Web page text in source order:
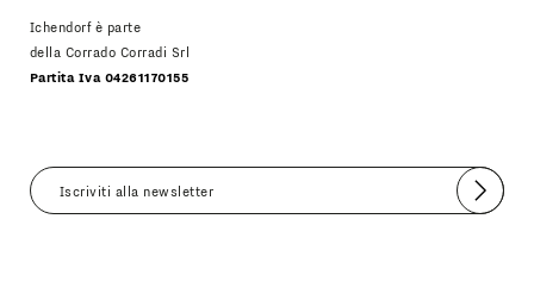
Ichendorf è parte
della Corrado Corradi Srl
Partita Iva 04261170155
Invia